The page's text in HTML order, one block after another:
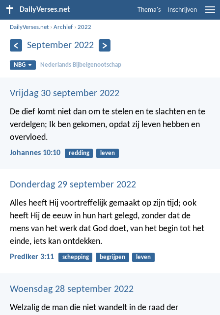
DailyVerses.net Thema's Inschrijven
DailyVerses.net ›Archief ›2022
September 2022
NBG Nederlands Bijbelgenootschap
Vrijdag 30 september 2022
De dief komt niet dan om te stelen en te slachten en te
verdelgen; Ik ben gekomen, opdat zij leven hebben en
overvloed.
Johannes 10:10 redding leven
Donderdag 29 september 2022
Alles heeft Hij voortreffelijk gemaakt op zijn tijd; ook
heeft Hij de eeuw in hun hart gelegd, zonder dat de
mens van het werk dat God doet, van het begin tot het
einde, iets kan ontdekken.
Prediker 3:11 schepping begrijpen leven
Woensdag 28 september 2022
Welzalig de man die niet wandelt in de raad der